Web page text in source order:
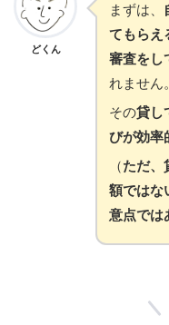
どくん
まずは、
てもらえ
審査をし
れません。
その貸し
びが効率
（ただ、
額ではな
意点では